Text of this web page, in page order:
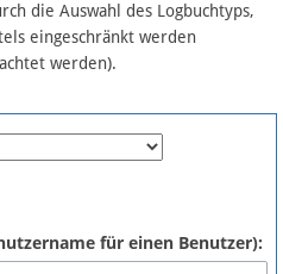
die Auswahl des Logbuchtyps,
eingeschränkt werden
werden).
für einen Benutzer):